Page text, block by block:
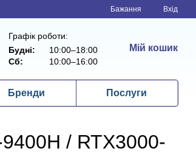
Бажання Вхід
Графік роботи:
Будні:
10:00–18:00
Сб:
10:00–16:00
Мій кошик
Бренди Послуги
/ RTX3000-